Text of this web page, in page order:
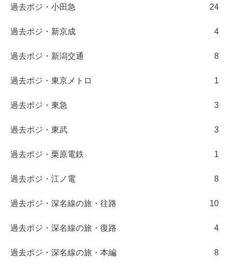
過去ポジ・小田急 24
過去ポジ・新京成 4
過去ポジ・新潟交通 8
過去ポジ・東京メトロ 1
過去ポジ・東急 3
過去ポジ・東武 3
過去ポジ・栗原電鉄 1
過去ポジ・江ノ電 8
過去ポジ・深名線の旅・往路 10
過去ポジ・深名線の旅・復路 4
過去ポジ・深名線の旅・本編 8